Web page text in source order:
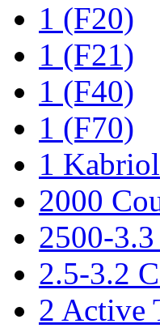
1 (F20)
1 (F21)
1 (F40)
1 (F70)
1
2000
2500-
2.5-3.2
2 Active